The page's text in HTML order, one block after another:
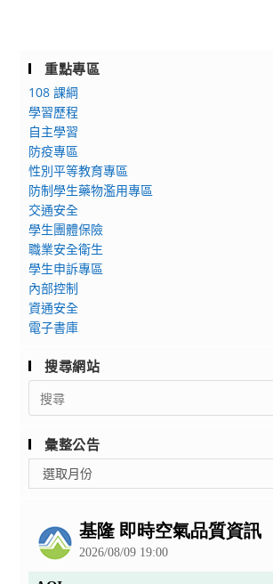
重點專區
108 課綱
學習歷程
自主學習
防疫專區
性別平等教育專區
防制學生藥物濫用專區
交通安全
學生團體保險
職業安全衛生
學生申訴專區
內部控制
資通安全
電子書庫
搜尋網站
Search
for:
彙整公告
整
選取月份